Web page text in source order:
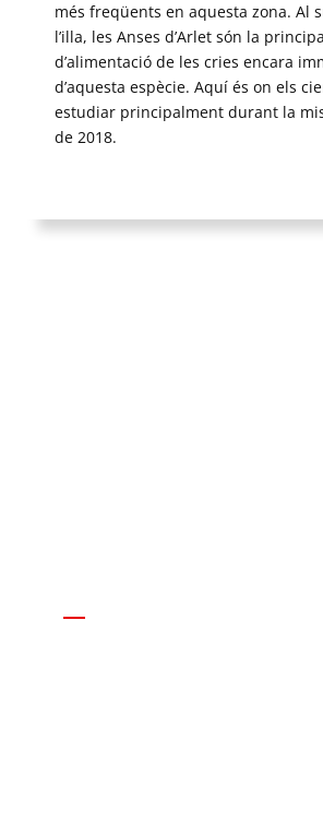
més freqüents en aquesta zona. Al
l’illa, les Anses d’Arlet són la
d’alimentació de les cries encara
d’aquesta espècie. Aquí és on els
estudiar principalment durant la
de 2018.